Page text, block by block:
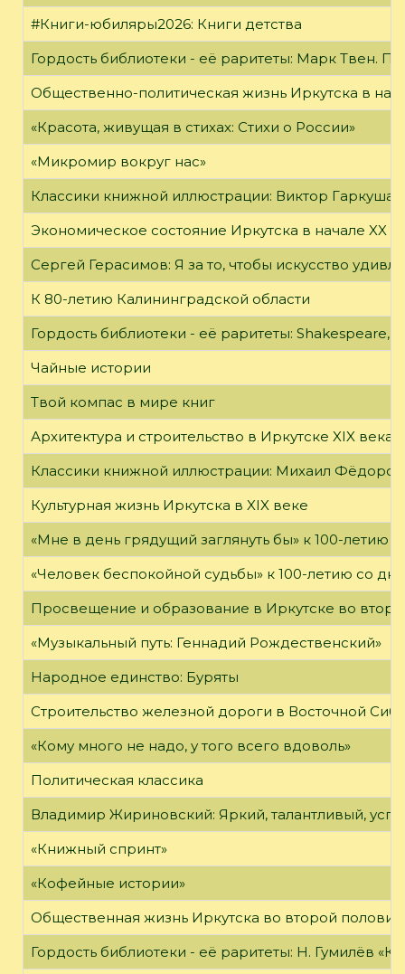
#Книги-юбиляры2026: Книги детства
Гордость библиотеки - её раритеты: Марк Твен.
Общественно-политическая жизнь Иркутска в
«Красота, живущая в стихах: Стихи о России»
«Микромир вокруг нас»
Классики книжной иллюстрации: Виктор Гаркуша
Экономическое состояние Иркутска в начале XX
Сергей Герасимов: Я за то, чтобы искусство
К 80-летию Калининградской области
Гордость библиотеки - её раритеты: Shakespeare,
Чайные истории
Твой компас в мире книг
Архитектура и строительство в Иркутске XIX века
Классики книжной иллюстрации: Михаил Фёдоров
Культурная жизнь Иркутска в XIX веке
«Мне в день грядущий заглянуть бы» к 100-летию
«Человек беспокойной судьбы» к 100-летию со
Просвещение и образование в Иркутске во
«Музыкальный путь: Геннадий Рождественский»
Народное единство: Буряты
Строительство железной дороги в Восточной
«Кому много не надо, у того всего вдоволь»
Политическая классика
Владимир Жириновский: Яркий, талантливый,
«Книжный спринт»
«Кофейные истории»
Общественная жизнь Иркутска во второй
Гордость библиотеки - её раритеты: Н. Гумилёв